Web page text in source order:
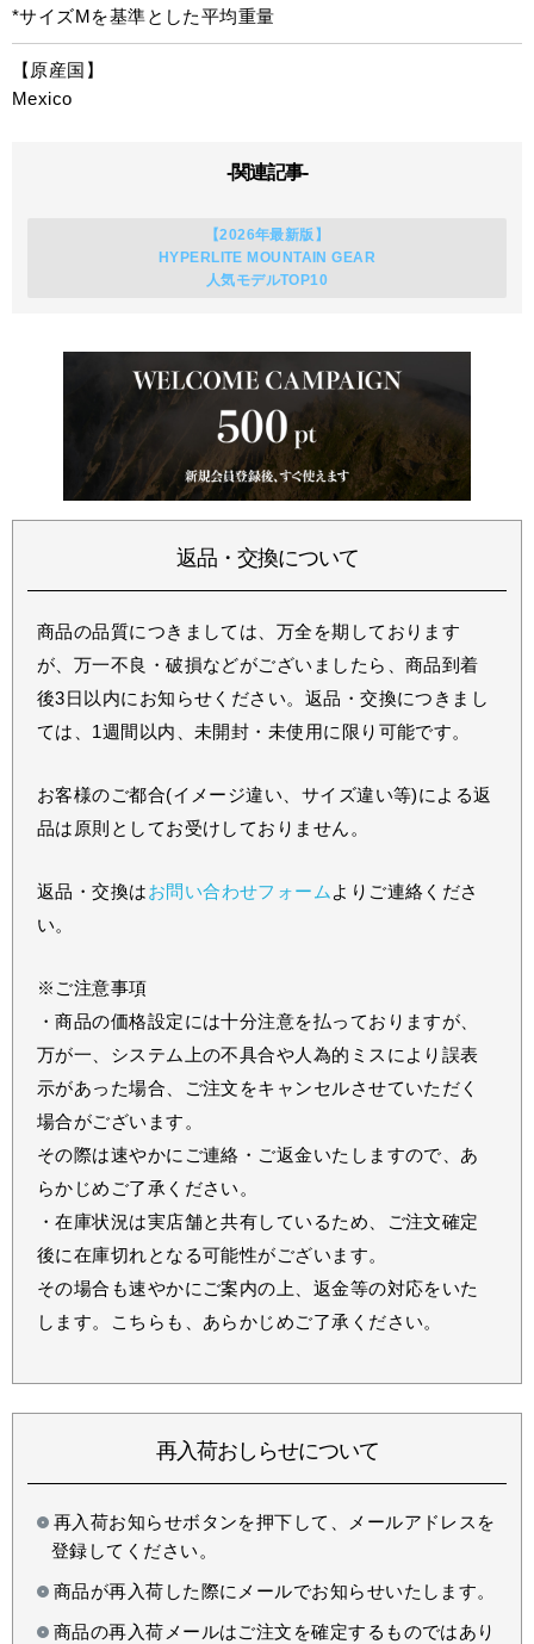
*サイズMを基準とした平均重量
【原産国】
Mexico
-関連記事-
【2026年最新版】
HYPERLITE MOUNTAIN GEAR
人気モデルTOP10
返品・交換について
商品の品質につきましては、万全を期しております
が、万一不良・破損などがございましたら、商品到着
後3日以内にお知らせください。返品・交換につきまし
ては、1週間以内、未開封・未使用に限り可能です。
お客様のご都合(イメージ違い、サイズ違い等)による返
品は原則としてお受けしておりません。
返品・交換はお問い合わせフォーム よりご連絡くださ
い。
※ご注意事項
・商品の価格設定には十分注意を払っておりますが、
万が一、システム上の不具合や人為的ミスにより誤表
示があった場合、ご注文をキャンセルさせていただく
場合がございます。
その際は速やかにご連絡・ご返金いたしますので、あ
らかじめご了承ください。
・在庫状況は実店舗と共有しているため、ご注文確定
後に在庫切れとなる可能性がございます。
その場合も速やかにご案内の上、返金等の対応をいた
します。こちらも、あらかじめご了承ください。
再入荷おしらせについて
再入荷お知らせボタンを押下して、メールアドレスを
登録してください。
商品が再入荷した際にメールでお知らせいたします。
商品の再入荷メールはご注文を確定するものではあり